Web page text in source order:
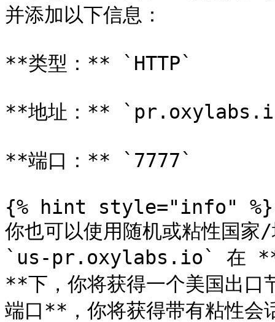
并添加以下信息：
**类型：** `HTTP`
**地址：**
**端口：** `7777`
{% hint style="info" %}
你也可以使用随机或粘性国家
`us-pr.oxylabs.io` 在 **
**下，你将获得一个美国出
端口**，你将获得带有粘性